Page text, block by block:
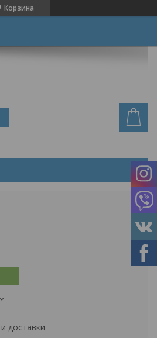
Корзина
доставки